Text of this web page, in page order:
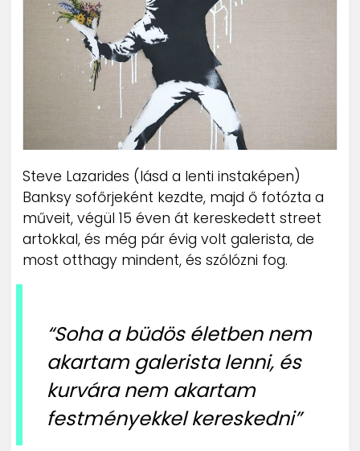
Steve Lazarides (lásd a lenti instaképen)
Banksy sofőrjeként kezdte, majd ő fotózta a
műveit, végül 15 éven át kereskedett street
artokkal, és még pár évig volt galerista, de
most otthagy mindent, és szólózni fog.
“Soha a büdös életben nem
akartam galerista lenni, és
kurvára nem akartam
festményekkel kereskedni”